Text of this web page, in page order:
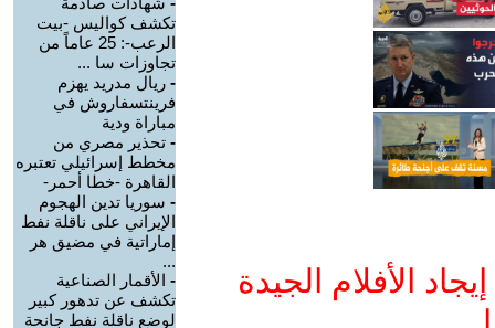
الأفلام الجيدة
تكشف كواليس -بيت
الرعب-: 25 عاماً من
تجاوزات سا ...
- ريال مدريد يهزم
فرينتسفاروش في
مباراة ودية
- تحذير مصري من
مخطط إسرائيلي تعتبره
القاهرة -خطا أحمر-
- سوريا تدين الهجوم
الإيراني على ناقلة نفط
إماراتية في مضيق هر
...
- الأقمار الصناعية
تكشف عن تدهور كبير
لوضع ناقلة نفط جانحة